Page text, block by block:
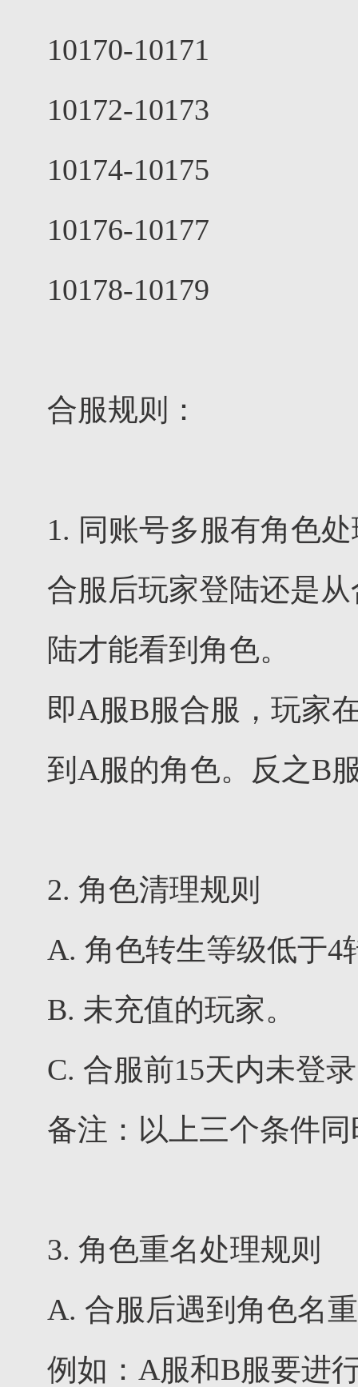
10170-10171
10172-10173
10174-10175
10176-10177
10178-10179
合服规则：
1. 同账号多服有角色
合服后玩家登陆还是
陆才能看到角色。
即A服B服合服，玩家
到A服的角色。反之B
2. 角色清理规则
A. 角色转生等级低于4
B. 未充值的玩家。
C. 合服前15天内未登
备注：以上三个条件
3. 角色重名处理规则
A. 合服后遇到角色名
例如：A服和B服要进